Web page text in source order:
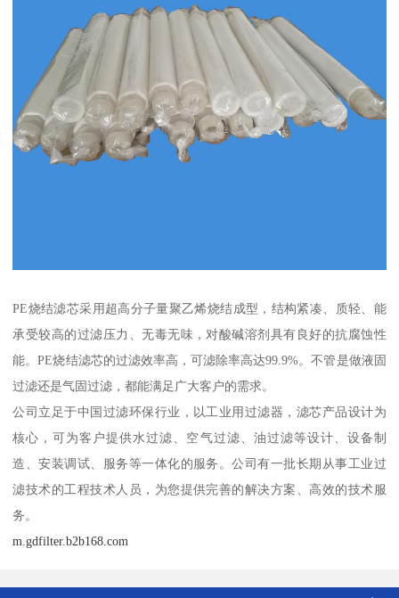
PE烧结滤芯采用超高分子量聚乙烯烧结成型，结构紧凑、质轻、能
承受较高的过滤压力、无毒无味，对酸碱溶剂具有良好的抗腐蚀性
能。PE烧结滤芯的过滤效率高，可滤除率高达99.9%。不管是做液固
过滤还是气固过滤，都能满足广大客户的需求。
公司立足于中国过滤环保行业，以工业用过滤器，滤芯产品设计为
核心，可为客户提供水过滤、空气过滤、油过滤等设计、设备制
造、安装调试、服务等一体化的服务。公司有一批长期从事工业过
滤技术的工程技术人员，为您提供完善的解决方案、高效的技术服
务。
m.gdfilter.b2b168.com